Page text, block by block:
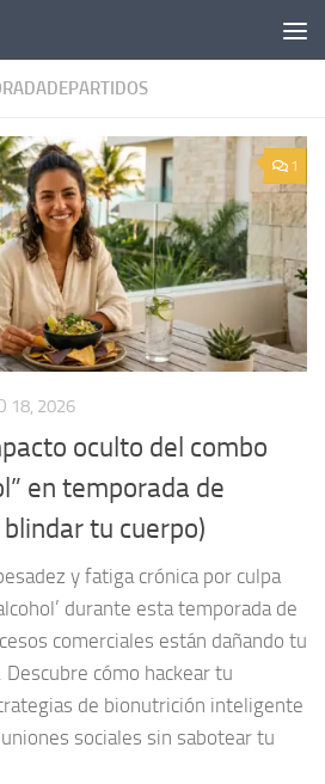
1
18, 2026
oculto del combo
en temporada de
tu cuerpo)
y fatiga crónica por culpa
durante esta temporada de
comerciales están dañando tu
cómo hackear tu
de bionutrición inteligente
sociales sin sabotear tu